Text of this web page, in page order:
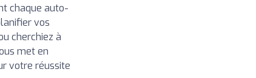
chaque auto-
vos
cherchiez à
met en
votre réussite